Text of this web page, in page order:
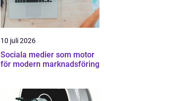
10 juli 2026
Sociala medier som motor
för modern marknadsföring